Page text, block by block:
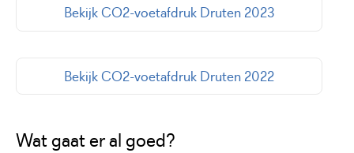
Bekijk CO2-voetafdruk Druten 2023
Bekijk CO2-voetafdruk Druten 2022
Wat gaat er al goed?